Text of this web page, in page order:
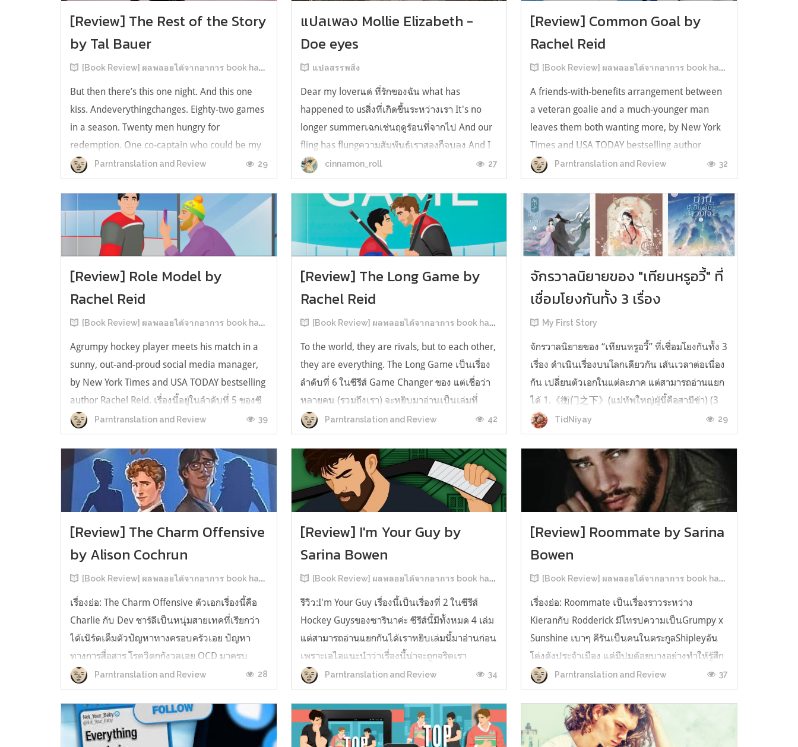
[Review] The Rest of the Story
by Tal Bauer
[Book Review] ผลพลอยได้จากอาการ book hangover หลังอ่านสารพัน MM Romance
But then there’s this one night. And this one
kiss. Andeverythingchanges. Eighty-two games
in a season. Twenty men hungry for
redemption. One co-captain who could be my
forever. This is the rest of the story. หลังอ่าน
แบบฟีลกู้ดติดๆ กันแล้ว เลยอยากได้ความแสบ
ทรวงในชีวิตบ้าง (หาเรื่อง!) เล่มนี้คู่หูเอ...
Parntranslation and Review 29
แปลเพลง Mollie Elizabeth -
Doe eyes
แปลสรรพสิ่ง
Dear my loverแด่ ที่รักของฉัน what has
happened to usสิ่งที่เกิดขึ้นระหว่างเรา It's no
longer summerเฉกเช่นฤดูร้อนที่จากไป And our
fling has flungความสัมพันธ์เราสองก็จบลง And I
still spin your recordsแต่ฉันยังเล่นเพลงโปรดของ
คุณบนแผ่นเสียงไวนิล And You still feel like
homeในใจฉัน ตัวตนคุณก็ยังอบอ...
cinnamon_roll 27
[Review] Common Goal by
Rachel Reid
[Book Review] ผลพลอยได้จากอาการ book hangover หลังอ่านสารพัน MM Romance
A friends-with-benefits arrangement between
a veteran goalie and a much-younger man
leaves them both wanting more, by New York
Times and USA TODAY bestselling author
Rachel Reid. เป็นเรื่องลำดับที่ 4ในซีรีส์ Game
Changer และเป็นเล่มที่ 4 ที่เราหยิบมาอ่าน ใน
ที่สุดลำดับเรื่องกับลำดับที่หยิบอ่านก็ตรงกั...
Parntranslation and Review 32
[Review] Role Model by
Rachel Reid
[Book Review] ผลพลอยได้จากอาการ book hangover หลังอ่านสารพัน MM Romance
Agrumpy hockey player meets his match in a
sunny, out-and-proud social media manager,
by New York Times and USA TODAY bestselling
author Rachel Reid. เรื่องนี้อยู่ในลำดับที่ 5 ของซี
รีส์ Game Changer แต่เป็นเรื่องที่ 3 ที่เราหยิบมา
อ่าน เพราะเห็นว่าเป็นเรื่องในไทม์ไลน์เดียวกันกับ
TheLong Game ประกอบกั...
Parntranslation and Review 39
[Review] The Long Game by
Rachel Reid
[Book Review] ผลพลอยได้จากอาการ book hangover หลังอ่านสารพัน MM Romance
To the world, they are rivals, but to each other,
they are everything. The Long Game เป็นเรื่อง
ลำดับที่ 6 ในซีรีส์ Game Changer ของ แต่เชื่อว่า
หลายคน (รวมถึงเรา) จะหยิบมาอ่านเป็นเล่มที่
2หลังจากอ่าน Heated Rivalry มา555 เรื่องย่อ:
The Long Game เล่ม Long Game นี่จะเป็น
ประมาณ2 ปีหลังจาก HR จะดำเนินเ...
Parntranslation and Review 42
จักรวาลนิยายของ "เทียนหรูอวี้" ที่
เชื่อมโยงกันทั้ง 3 เรื่อง
My First Story
จักรวาลนิยายของ “เทียนหรูอวี้” ที่เชื่อมโยงกันทั้ง 3
เรื่อง ดำเนินเรื่องบนโลกเดียวกัน เส้นเวลาต่อเนื่อง
กัน เปลี่ยนตัวเอกในแต่ละภาค แต่สามารถอ่านแยก
ได้ 1.《衡门之下》(แม่ทัพใหญ่ผู้นี้คือสามีข้า) (3
เล่มจบ) เป็นเรื่องที่เกิดก่อน เล่าเรื่องของ ฝูถิง กับ
หลี่ชีฉือ ที่ต้องแต่งงานกันก่อนจะใช้ชีวิตห่างไกล
TidNiyay 29
[Review] The Charm Offensive
by Alison Cochrun
[Book Review] ผลพลอยได้จากอาการ book hangover หลังอ่านสารพัน MM Romance
เรื่องย่อ: The Charm Offensive ตัวเอกเรื่องนี้คือ
Charlie กับ Dev ชาร์ลีเป็นหนุ่มสายเทคที่เรียกว่า
ได้เนิร์ดเต็มตัวปัญหาทางครอบครัวเอย ปัญหา
ทางการสื่อสาร โรควิตกกังวลเอย OCD มาครบ
เรียกได้ว่าครบองค์ประกอบความโอตะ เขาทั้งไม่
เชื่อในรักแท้ ไม่เคยมีความสัมพันธ์ในเชิงโรแมนติก
กับใคร หรืออาจเรียกว่าไม่เคยรู...
Parntranslation and Review 28
[Review] I'm Your Guy by
Sarina Bowen
[Book Review] ผลพลอยได้จากอาการ book hangover หลังอ่านสารพัน MM Romance
รีวิว:I'm Your Guy เรื่องนี้เป็นเรื่องที่ 2 ในซีรีส์
Hockey Guysของซารินาค่ะ ซีรีส์นี้มีทั้งหมด 4 เล่ม
แต่สามารถอ่านแยกกันได้เราหยิบเล่มนี้มาอ่านก่อน
เพราะเอไอแนะนำว่าเรื่องนี้น่าจะถูกจริตเรา
มากกว่า555 เรื่องนี้เป็นเรื่องราวของ TOMMASO
นักกีฬาฮอกกี้ NHL กับ Carter มัณฑนากรมือฉมัง
ทอมมาโซเพิ่งโดนเทร...
Parntranslation and Review 34
[Review] Roommate by Sarina
Bowen
[Book Review] ผลพลอยได้จากอาการ book hangover หลังอ่านสารพัน MM Romance
เรื่องย่อ: Roommate เป็นเรื่องราวระหว่าง
Kieranกับ Rodderick มีโทรปความเป็นGrumpy x
Sunshine เบาๆ คีรันเป็นคนในตระกูลShipleyอัน
โด่งดังประจำเมือง แต่มีปมด้อยบางอย่างทำให้รู้สึก
ว่าพ่อรักพี่ชายมากกว่าตัวเองเสมอ จึงดิ้นรนอยาก
ออกมาอยู่คนเดียวเพื่อให้หลุดจากอิทธิพลของที่
บ้าน และไล่ตามความฝันการเป็นกราฟฟิ...
Parntranslation and Review 37